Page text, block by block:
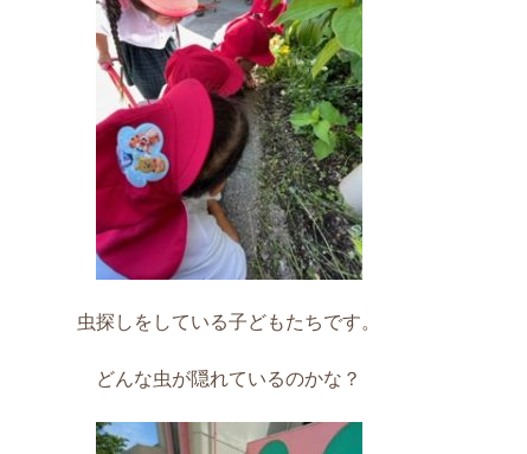
虫探しをしている子どもたちです。
どんな虫が隠れているのかな？